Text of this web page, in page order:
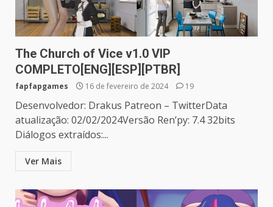
The Church of Vice v1.0 VIP
COMPLETO[ENG][ESP][PTBR]
fapfapgames 16 de fevereiro de 2024 19
Desenvolvedor: Drakus Patreon – TwitterData
atualização: 02/02/2024Versão Ren’py: 7.4 32bits
Diálogos extraídos:...
Ver Mais